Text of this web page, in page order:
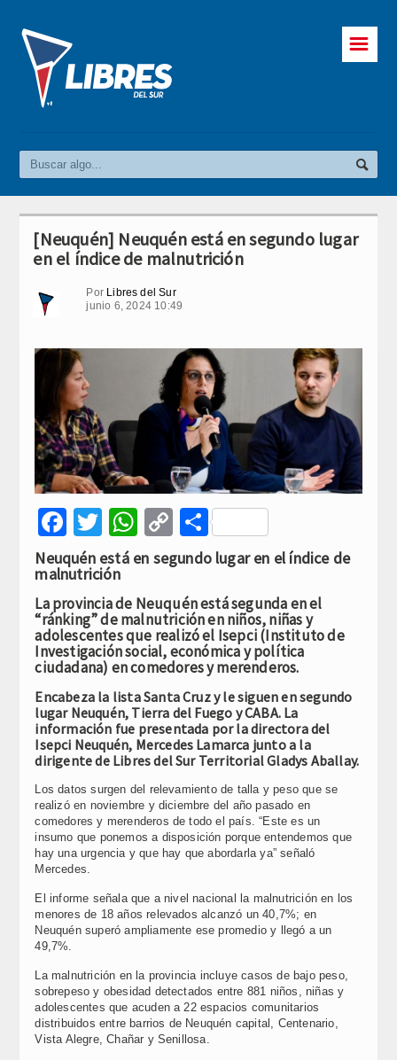
☰
[Neuquén] Neuquén está en segundo lugar
en el índice de malnutrición
Por Libres del Sur
junio 6, 2024 10:49
Facebook
Twitter
WhatsApp
Copy
Link
Compartir
Neuquén está en segundo lugar en el índice de
malnutrición
La provincia de Neuquén está segunda en el
“ránking” de malnutrición en niños, niñas y
adolescentes que realizó el Isepci (Instituto de
Investigación social, económica y política
ciudadana) en comedores y merenderos.
Encabeza la lista Santa Cruz y le siguen en segundo
lugar Neuquén, Tierra del Fuego y CABA. La
información fue presentada por la directora del
Isepci Neuquén, Mercedes Lamarca junto a la
dirigente de Libres del Sur Territorial Gladys Aballay.
Los datos surgen del relevamiento de talla y peso que se
realizó en noviembre y diciembre del año pasado en
comedores y merenderos de todo el país. “Este es un
insumo que ponemos a disposición porque entendemos que
hay una urgencia y que hay que abordarla ya” señaló
Mercedes.
El informe señala que a nivel nacional la malnutrición en los
menores de 18 años relevados alcanzó un 40,7%; en
Neuquén superó ampliamente ese promedio y llegó a un
49,7%.
La malnutrición en la provincia incluye casos de bajo peso,
sobrepeso y obesidad detectados entre 881 niños, niñas y
adolescentes que acuden a 22 espacios comunitarios
distribuidos entre barrios de Neuquén capital, Centenario,
Vista Alegre, Chañar y Senillosa.